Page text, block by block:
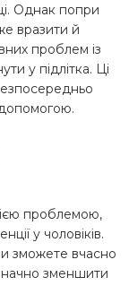
Однак попри
вразити й
проблем із
у підлітка. Ці
проблемою,
у чоловіків.
зможете вчасно
зменшити